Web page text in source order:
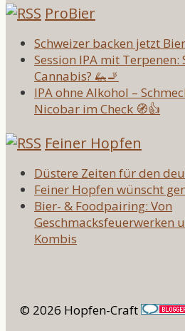
ProBier
Schweizer backen jetzt
Session IPA mit Terpenen:
Cannabis? 🦗🚬
IPA ohne Alkohol –
Nicobar im Check 🧭👍
Feiner Hopfen
Düstere Zeiten für den
Feiner Hopfen wünscht
Bier- & Foodpairing: Von
Geschmacksfeuerwerken
Kombis
© 2026 Hopfen-Craft